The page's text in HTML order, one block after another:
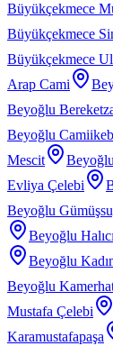
Büyükçekmece
Büyükçekmece
Büyükçekmece
Arap Cami
Beyoğlu
Beyoğlu
Mescit
Evliya Çelebi
Beyoğlu
Beyoğlu
Beyoğlu
Beyoğlu
Mustafa Çelebi
Karamustafapaşa